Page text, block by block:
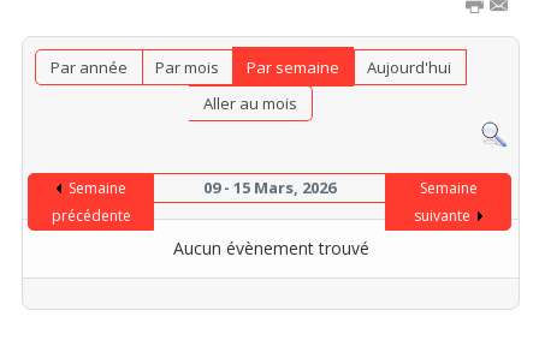
Par année Par mois Par semaine
Aujourd'hui
Aller au mois
Semaine
précédente
09 - 15 Mars, 2026
Semaine
suivante
Aucun évènement trouvé